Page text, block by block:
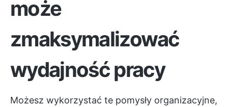
może
zmaksymalizować
wydajność pracy
Możesz wykorzystać te pomysły organizacyjne,